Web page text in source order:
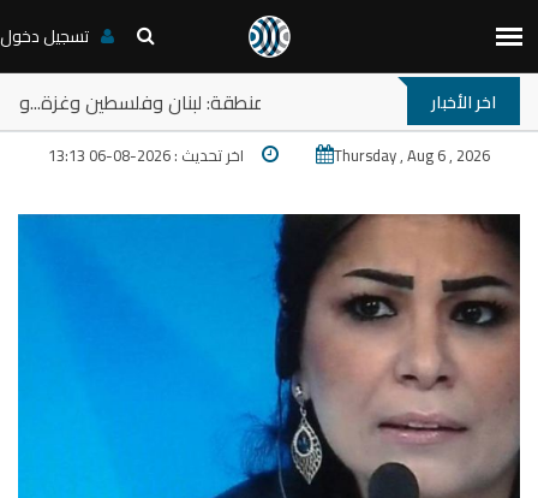
تسجيل دخول
اخر الأخبار
حلقة نقاش: ترامب والمخارج المستعصية في المنطقة: لبنان
Thursday , Aug 6 , 2026 اخر تحديث : 2026-08-06 13:13